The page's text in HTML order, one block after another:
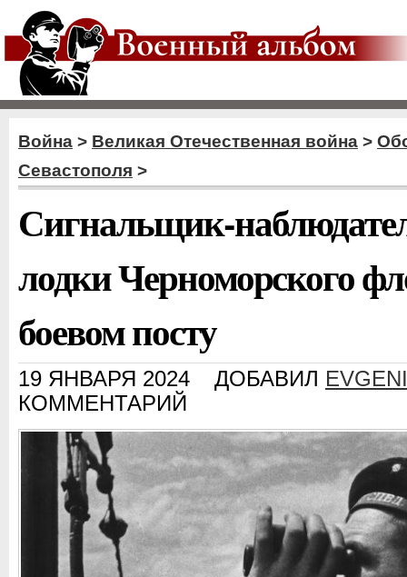
Война > Великая Отечественная война >
Севастополя >
Сигнальщик-
лодки Черноморского
боевом посту
19 ЯНВАРЯ 2024 ДОБАВИЛ
КОММЕНТАРИЙ